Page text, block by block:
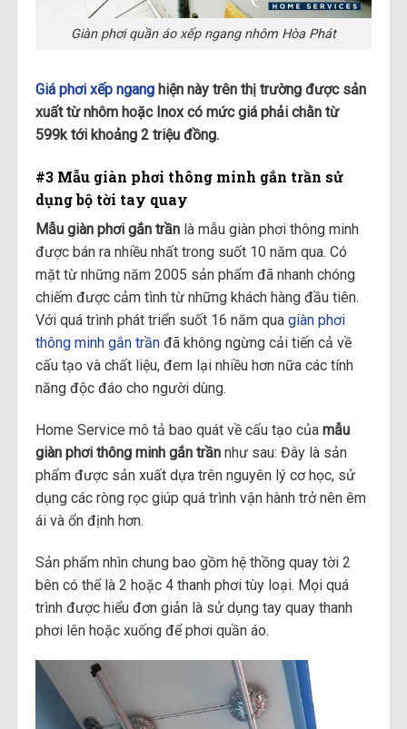
Giàn phơi quần áo xếp ngang nhôm Hòa Phát
Giá phơi xếp nganghiện này trên thị trường được sản
xuất từ nhôm hoặc Inox có mức giá phải chằn từ
599k tới khoảng 2 triệu đồng.
#3 Mẫu giàn phơi thông minh gắn trần sử
dụng bộ tời tay quay
Mẫu giàn phơi gắn trầnlà mẫu giàn phơi thông minh
được bán ra nhiều nhất trong suốt 10 năm qua. Có
mặt từ những năm 2005 sản phẩm đã nhanh chóng
chiếm được cảm tình từ những khách hàng đầu tiên.
Với quá trình phát triển suốt 16 năm qua giàn phơi
thông minh gắn trầnđã không ngừng cải tiến cả về
cấu tạo và chất liệu, đem lại nhiều hơn nữa các tính
năng độc đáo cho người dùng.
Home Service mô tả bao quát về cấu tạo của mẫu
giàn phơi thông minh gắn trầnnhư sau: Đây là sản
phẩm được sản xuất dựa trên nguyên lý cơ học, sử
dụng các ròng rọc giúp quá trình vận hành trở nên êm
ái và ổn định hơn.
Sản phẩm nhìn chung bao gồm hệ thồng quay tời 2
bên có thể là 2 hoặc 4 thanh phơi tùy loại. Mọi quá
trình được hiểu đơn giản là sử dụng tay quay thanh
phơi lên hoặc xuống để phơi quần áo.